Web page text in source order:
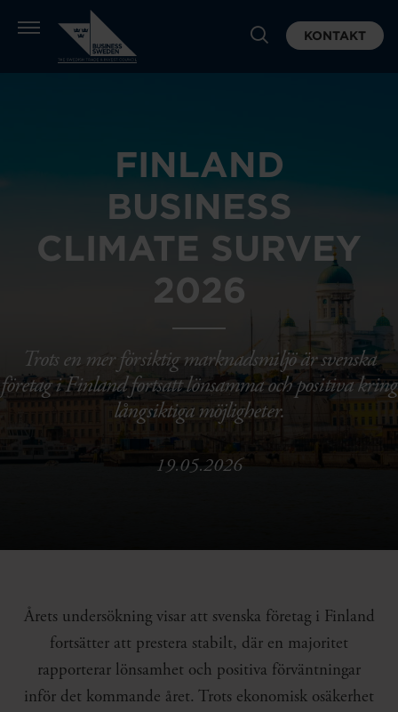
KONTAKT
FINLAND
BUSINESS
CLIMATE SURVEY
2026
Trots en mer försiktig marknadsmiljö är svenska
företag i Finland fortsatt lönsamma och positiva kring
långsiktiga möjligheter.
19.05.2026
Årets undersökning visar att svenska företag i Finland
fortsätter att prestera stabilt, där en majoritet
rapporterar lönsamhet och positiva förväntningar
inför det kommande året. Trots ekonomisk osäkerhet